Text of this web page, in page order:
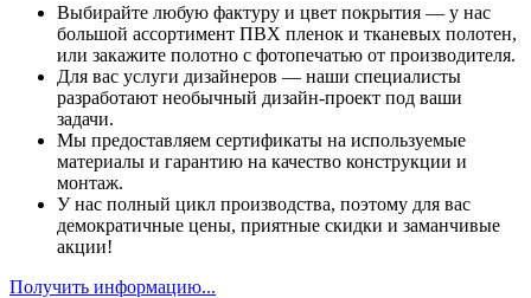
Выбирайте любую фактуру и цвет покрытия — у нас
большой ассортимент ПВХ пленок и тканевых полотен,
или закажите полотно с фотопечатью от производителя.
Для вас услуги дизайнеров — наши специалисты
разработают необычный дизайн-проект под ваши
задачи.
Мы предоставляем сертификаты на используемые
материалы и гарантию на качество конструкции и
монтаж.
У нас полный цикл производства, поэтому для вас
демократичные цены, приятные скидки и заманчивые
акции!
Получить информацию...